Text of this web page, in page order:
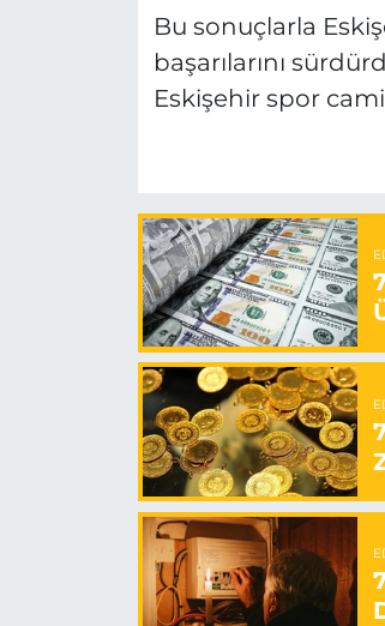
Bu sonuçlarla
başarılarını
Eskişehir spor